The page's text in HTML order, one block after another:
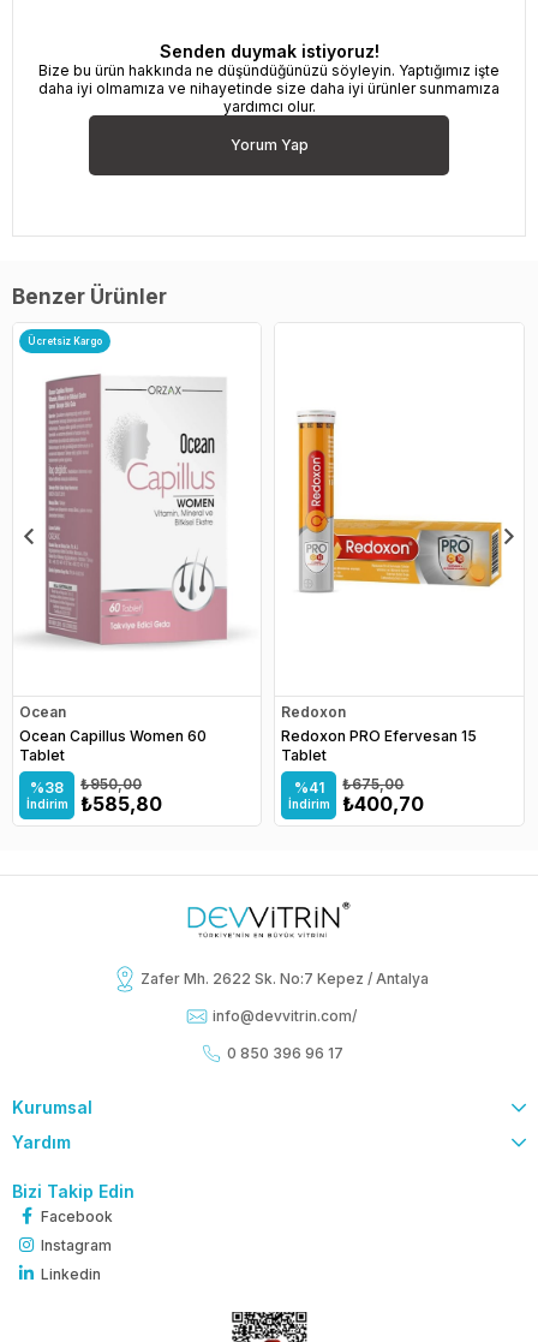
Senden duymak istiyoruz!
Bize bu ürün hakkında ne düşündüğünüzü söyleyin. Yaptığımız işte
daha iyi olmamıza ve nihayetinde size daha iyi ürünler sunmamıza
yardımcı olur.
Yorum Yap
Benzer Ürünler
Ocean
Ocean Capillus Women 60
Tablet
%38
İndirim ₺585,80
₺950,00
Ücretsiz Kargo
Redoxon
Redoxon PRO Efervesan 15
Tablet
%41
İndirim ₺400,70
₺675,00
Zafer Mh. 2622 Sk. No:7 Kepez / Antalya
info@devvitrin.com/
0 850 396 96 17
Kurumsal
Yardım
Bizi Takip Edin
Facebook
Instagram
Linkedin